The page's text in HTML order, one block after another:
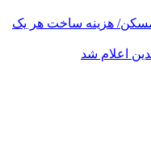
مسکن/ هزینه ساخت هر یک
اعلام شد